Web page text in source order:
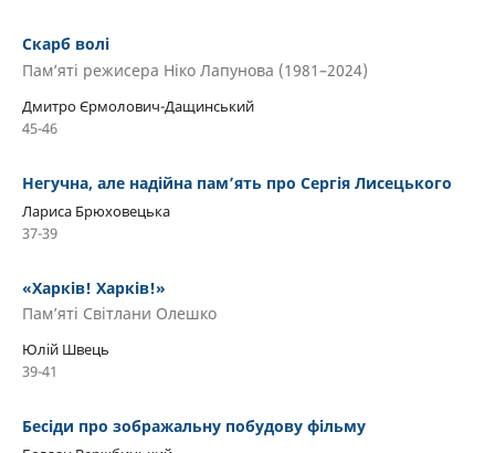
Скарб волі
Пам’яті режисера Ніко Лапунова (1981–2024)
Дмитро Єрмолович-Дащинський
45-46
Негучна, але надійна пам’ять про Сергія Лисецького
Лариса Брюховецька
37-39
«Харків! Харків!»
Пам’яті Світлани Олешко
Юлій Швець
39-41
Бесіди про зображальну побудову фільму